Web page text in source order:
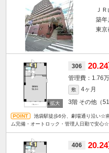
Ｊ
築年
東京
306
1.76
敷 4ヶ月
3階 その他（
池袋駅徒歩6分、劇場通り沿い☆
ム完備・オートロック・管理人日勤で安
406